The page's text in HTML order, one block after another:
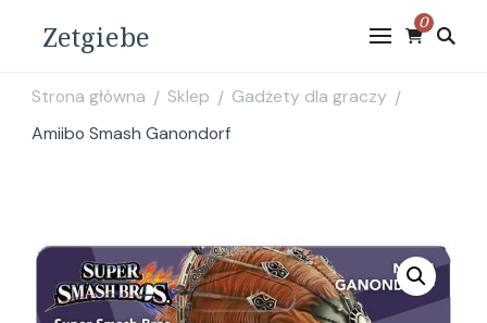
Zetgiebe 0
Strona główna / Sklep / Gadżety dla graczy /
Amiibo Smash Ganondorf